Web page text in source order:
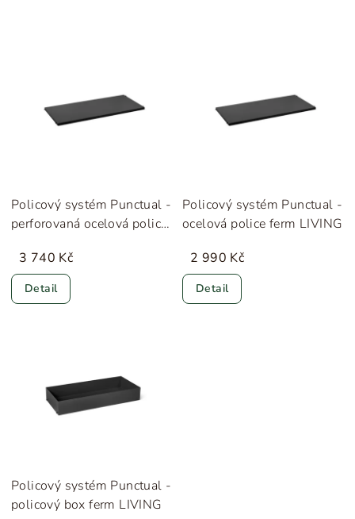
Policový systém Punctual -
perforovaná ocelová police
3 740 Kč
Detail
Policový systém Punctual -
ocelová police ferm LIVING
2 990 Kč
Detail
Policový systém Punctual -
policový box ferm LIVING